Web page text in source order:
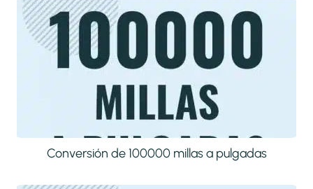
Conversión de 100000 millas a pulgadas